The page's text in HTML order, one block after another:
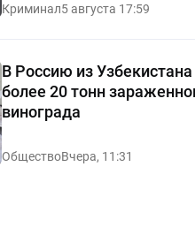
Криминал5 августа 17:59
В Россию из Узбекистана
более 20 тонн
винограда
ОбществоВчера, 11:31